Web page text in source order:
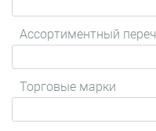
Ассортиментный
Торговые марки